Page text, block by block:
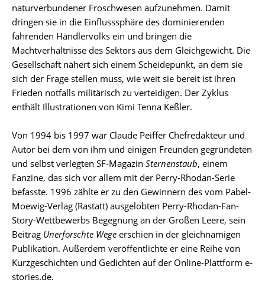
naturverbundener Froschwesen aufzunehmen. Damit
dringen sie in die Einflusssphäre des dominierenden
fahrenden Händlervolks ein und bringen die
Machtverhältnisse des Sektors aus dem Gleichgewicht. Die
Gesellschaft nähert sich einem Scheidepunkt, an dem sie
sich der Frage stellen muss, wie weit sie bereit ist ihren
Frieden notfalls militärisch zu verteidigen. Der Zyklus
enthält Illustrationen von Kimi Tenna Keßler.
Von 1994 bis 1997 war Claude Peiffer Chefredakteur und
Autor bei dem von ihm und einigen Freunden gegründeten
und selbst verlegten SF-Magazin Sternenstaub, einem
Fanzine, das sich vor allem mit der Perry-Rhodan-Serie
befasste. 1996 zählte er zu den Gewinnern des vom Pabel-
Moewig-Verlag (Rastatt) ausgelobten Perry-Rhodan-Fan-
Story-Wettbewerbs Begegnung an der Großen Leere, sein
Beitrag Unerforschte Wege erschien in der gleichnamigen
Publikation. Außerdem veröffentlichte er eine Reihe von
Kurzgeschichten und Gedichten auf der Online-Plattform e-
stories.de.